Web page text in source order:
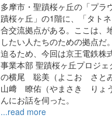
多摩市・聖蹟桜ヶ丘の「プラ
蹟桜ヶ丘」の1階に、「タト
合交流拠点がある。ここは、
したい人たちのための拠点だ
迫るため、今回は京王電鉄株
事業本部 聖蹟桜ヶ丘プロジェ
の横尾 聡美（よこお さとみ
山﨑 瞭佑（やまさき りょ
んにお話を伺った。
...read more